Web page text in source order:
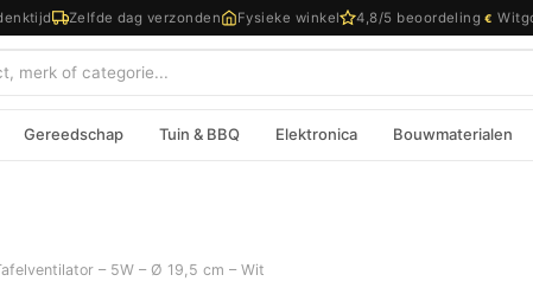
Zelfde dag verzonden Fysieke winkel 4,8/5 beoordeling €
Gereedschap Tuin & BBQ Elektronica Bouwmaterialen
– 5W – Ø 19,5 cm – Wit